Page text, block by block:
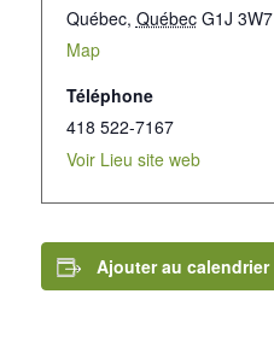
Québec, Québec G1J 3W7
Map
Téléphone
418 522-7167
Voir Lieu site web
Ajouter au calendrier